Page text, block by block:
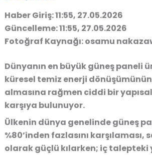
Haber Giriş: 11:55, 27.05.2026
Güncelleme: 11:55, 27.05.2026
Fotoğraf Kaynağı: osamu
Dünyanın en büyük güneş paneli
küresel temiz enerji
almasına rağmen ciddi bir
karşıya bulunuyor.
Ülkenin dünya genelinde güneş
%80’inden fazlasını
olarak güçlü kılarken; iç